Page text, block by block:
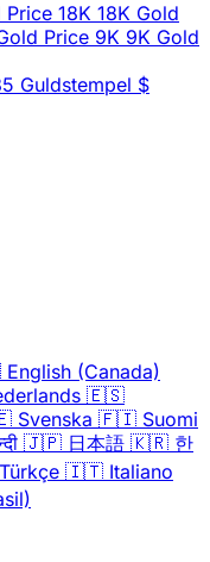
Price 18K 18K Gold
Price 9K 9K Gold
Guldstempel $
English (Canada)
🇪🇸
Svenska 🇫🇮 Suomi
🇯🇵 日本語 🇰🇷 한
Türkçe 🇮🇹 Italiano